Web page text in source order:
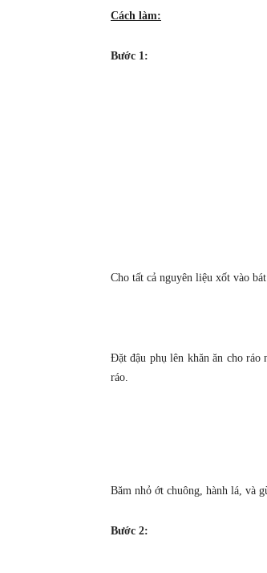
Cách làm:
Bước 1:
Cho tất cả nguyên liệu xốt vào
Đặt đậu phụ lên khăn ăn cho ráo
ráo.
Băm nhỏ ớt chuông, hành lá, và
Bước 2: